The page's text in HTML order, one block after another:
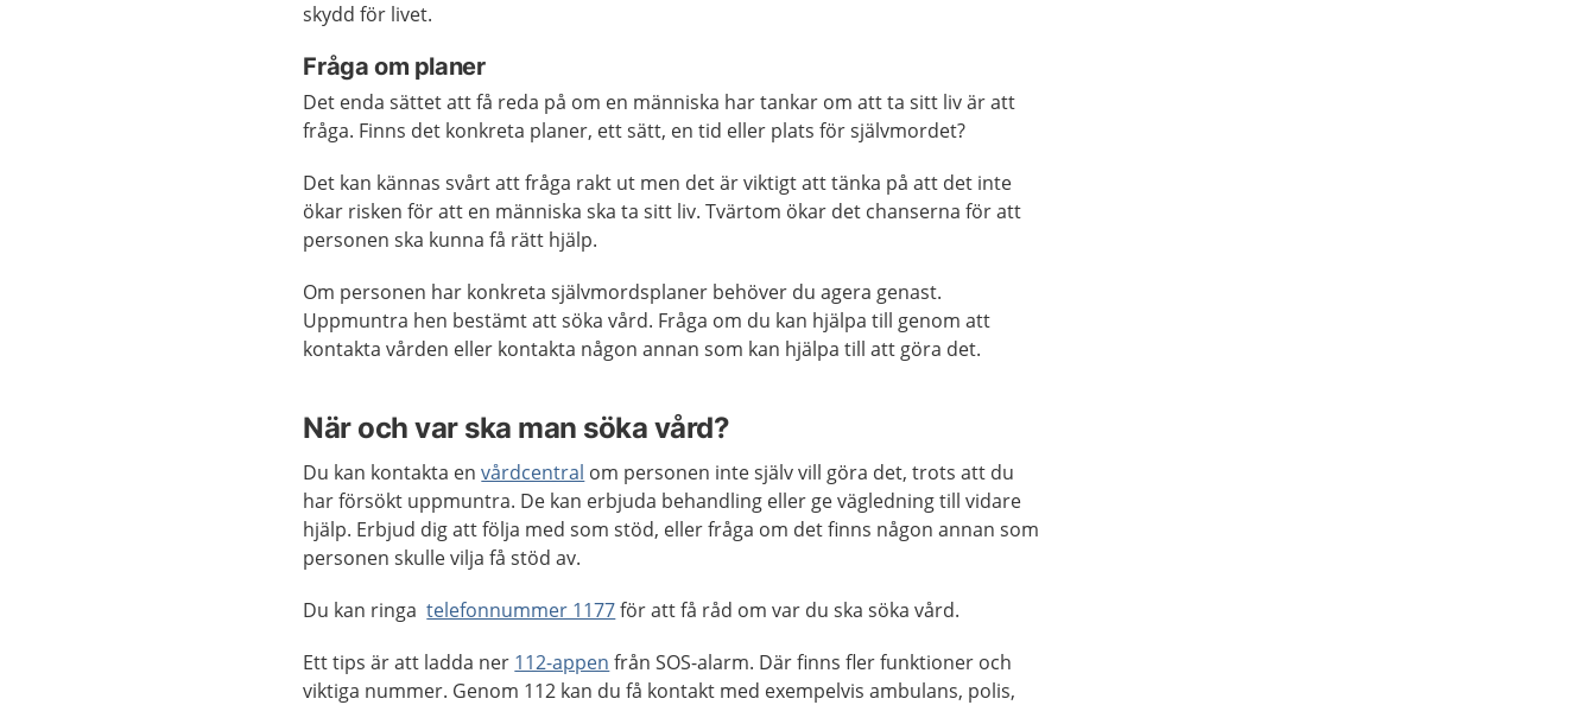
skydd för livet.
Fråga om planer
Det enda sättet att få reda på om en människa har tankar om att ta sitt liv är att
fråga. Finns det konkreta planer, ett sätt, en tid eller plats för självmordet?
Det kan kännas svårt att fråga rakt ut men det är viktigt att tänka på att det inte
ökar risken för att en människa ska ta sitt liv. Tvärtom ökar det chanserna för att
personen ska kunna få rätt hjälp.
Om personen har konkreta självmordsplaner behöver du agera genast.
Uppmuntra hen bestämt att söka vård. Fråga om du kan hjälpa till genom att
kontakta vården eller kontakta någon annan som kan hjälpa till att göra det.
När och var ska man söka vård?
Du kan kontakta envårdcentral om personen inte själv vill göra det, trots att du
har försökt uppmuntra. De kan erbjuda behandling eller ge vägledning till vidare
hjälp. Erbjud dig att följa med som stöd, eller fråga om det finns någon annan som
personen skulle vilja få stöd av.
Du kan ringatelefonnummer 1177för att få råd om var du ska söka vård.
Ett tips är att ladda ner 112-appen från SOS-alarm. Där finns fler funktioner och
viktiga nummer. Genom 112 kan du få kontakt med exempelvis ambulans, polis,